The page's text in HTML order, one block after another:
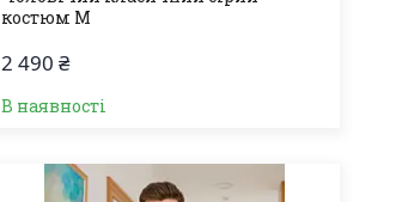
костюм M
2 490 ₴
В наявності